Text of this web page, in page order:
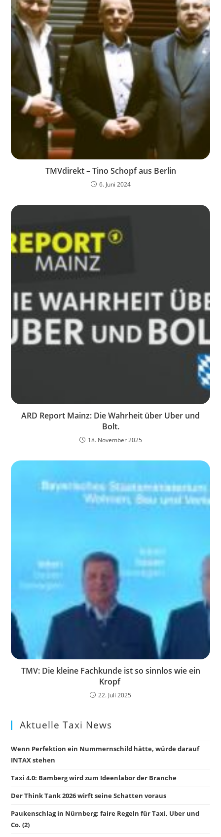
TMVdirekt – Tino Schopf aus Berlin
6. Juni 2024
ARD Report Mainz: Die Wahrheit über Uber und
Bolt.
18. November 2025
TMV: Die kleine Fachkunde ist so sinnlos wie ein
Kropf
22. Juli 2025
Aktuelle Taxi News
Wenn Perfektion ein Nummernschild hätte, würde darauf
INTAX stehen
Taxi 4.0: Bamberg wird zum Ideenlabor der Branche
Der Think Tank 2026 wirft seine Schatten voraus
Paukenschlag in Nürnberg: faire Regeln für Taxi, Uber und
Co. (2)